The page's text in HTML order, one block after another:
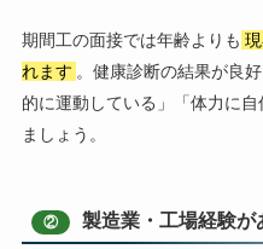
期間工の面接では年齢よりも
れます 。健康診断の結果が良
的に運動している」「体力に
ましょう。
② 製造業・工場経験が